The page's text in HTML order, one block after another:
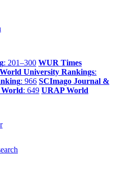
: 201–300 WUR Times
University Rankings:
: 966 SCImago Journal &
: 649 URAP World